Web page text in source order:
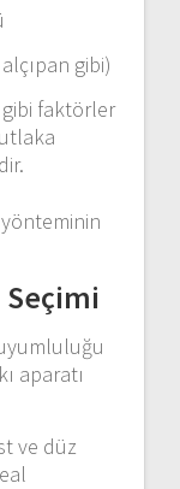
gibi)
faktörler
Seçimi
uyumluluğu
aparatı
ve düz